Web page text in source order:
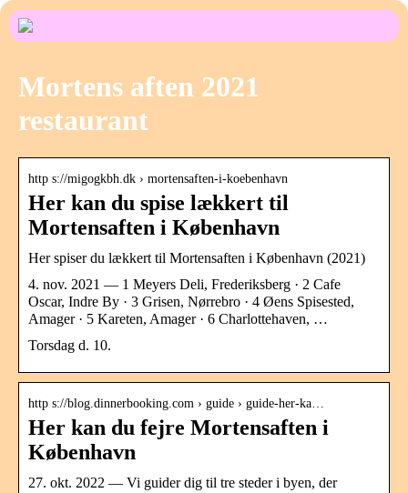
Mortens aften 2021
restaurant
http s://migogkbh.dk › mortensaften-i-koebenhavn
Her kan du spise lækkert til
Mortensaften i København
Her spiser du lækkert til Mortensaften i København (2021)
4. nov. 2021 — 1 Meyers Deli, Frederiksberg · 2 Cafe
Oscar, Indre By · 3 Grisen, Nørrebro · 4 Øens Spisested,
Amager · 5 Kareten, Amager · 6 Charlottehaven, …
Torsdag d. 10.
http s://blog.dinnerbooking.com › guide › guide-her-ka…
Her kan du fejre Mortensaften i
København
27. okt. 2022 — Vi guider dig til tre steder i byen, der